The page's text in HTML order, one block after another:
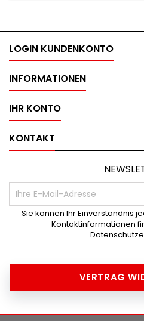
LOGIN KUNDENKONTO
INFORMATIONEN
IHR KONTO
KONTAKT
Sie können Ihr Einverständnis
Kontaktinformationen
VERTRAG